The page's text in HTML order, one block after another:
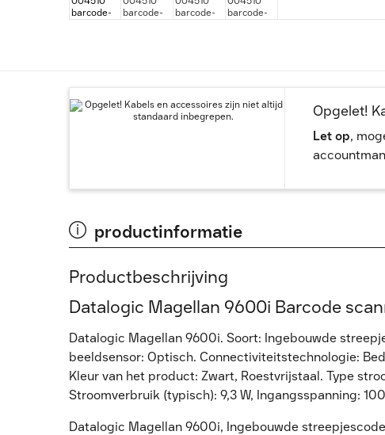
Opgelet!
Let op,
productinformatie
Productbeschrijving
Datalogic Magellan 9600i Barcode
Datalogic Magellan 9600i. Soort: Ingebouwde
beeldsensor: Optisch. Connectiviteitstechnologie:
Kleur van het product: Zwart, Roestvrijstaal. Type
Stroomverbruik (typisch): 9,3 W, Ingangsspanning:
Datalogic Magellan 9600i, Ingebouwde